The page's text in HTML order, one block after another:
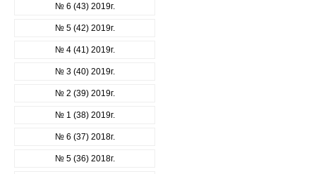
№ 6 (43) 2019г.
№ 5 (42) 2019г.
№ 4 (41) 2019г.
№ 3 (40) 2019г.
№ 2 (39) 2019г.
№ 1 (38) 2019г.
№ 6 (37) 2018г.
№ 5 (36) 2018г.